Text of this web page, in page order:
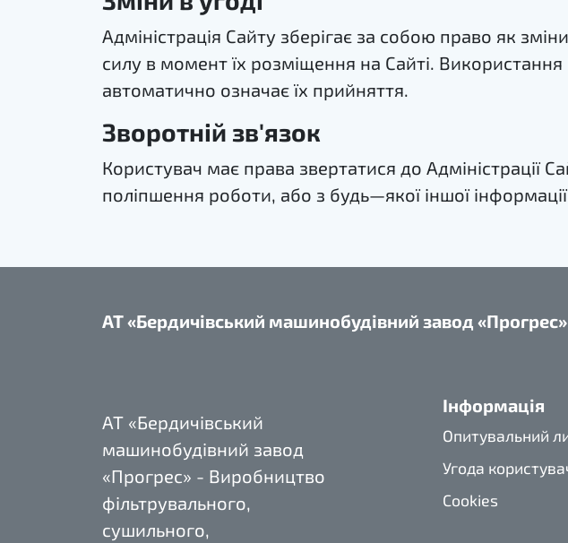
Адміністрація Сайту зберігає за собою право як
силу в момент їх розміщення на Сайті. Використання
автоматично означає їх прийняття.
Зворотній зв'язок
Користувач має права звертатися до
поліпшення роботи, або з будь—якої іншої
АТ «Бердичівський машинобудівний завод «Прогрес»
АТ «Бердичівський
машинобудівний завод
«Прогрес» - Виробництво
фільтрувального,
сушильного,
Інформація
Опитувальний
Угода
Cookies